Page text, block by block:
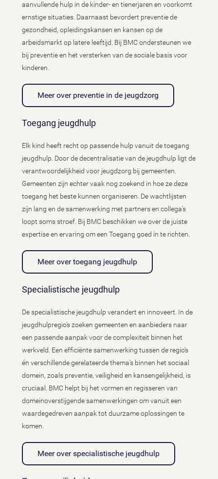
aanvullende hulp in de kinder- en tienerjaren en voorkomt
ernstige situaties. Daarnaast bevordert preventie de
gezondheid, opleidingskansen en kansen op de
arbeidsmarkt op latere leeftijd. Bij BMC ondersteunen we
bij preventie en het versterken van de sociale basis voor
kinderen.
Meer over preventie in de jeugdzorg
Toegang jeugdhulp
Elk kind heeft recht op passende hulp vanuit de toegang
jeugdhulp. Door de decentralisatie van de jeugdhulp ligt de
verantwoordelijkheid voor jeugdzorg bij gemeenten.
Gemeenten zijn echter vaak nog zoekend in hoe ze deze
toegang het beste kunnen organiseren. De wachtlijsten
zijn lang en de samenwerking met partners en collega’s
loopt soms stroef. Bij BMC beschikken we over de juiste
expertise en ervaring om een Toegang goed in te richten.
Meer over toegang jeugdhulp
Specialistische jeugdhulp
De specialistische jeugdhulp verandert en innoveert. In de
jeugdhulpregio's zoeken gemeenten en aanbieders naar
een passende aanpak voor de complexiteit binnen het
werkveld. Een efficiënte samenwerking tussen de regio’s
én verschillende gerelateerde thema’s binnen het sociaal
domein, zoals preventie, veiligheid en kansengelijkheid, is
cruciaal. BMC helpt bij het vormen en regisseren van
domeinoverstijgende samenwerkingen om vanuit een
waardegedreven aanpak tot duurzame oplossingen te
komen.
Meer over specialistische jeugdhulp